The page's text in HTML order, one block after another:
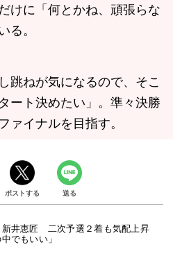
けに「何とかね、頑張らな
る。
跳ねが気になるので、そこ
ート決めたい」。準々決勝
ァイナルを目指す。
ポストする 送る
新井恵匠 二次予選２着も気配上昇
でもいい」